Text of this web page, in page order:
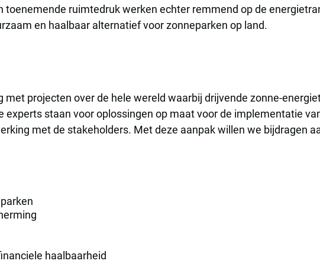
toenemende ruimtedruk werken echter remmend op de
en haalbaar alternatief voor zonneparken op land.
met projecten over de hele wereld waarbij drijvende zonne-
experts staan voor oplossingen op maat voor de implementatie
met de stakeholders. Met deze aanpak willen we bijdragen
haalbaarheid